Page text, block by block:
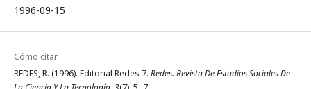
1996-09-15
Cómo citar
REDES, R. (1996). Editorial Redes 7. Redes. Revista De Estudios Sociales De